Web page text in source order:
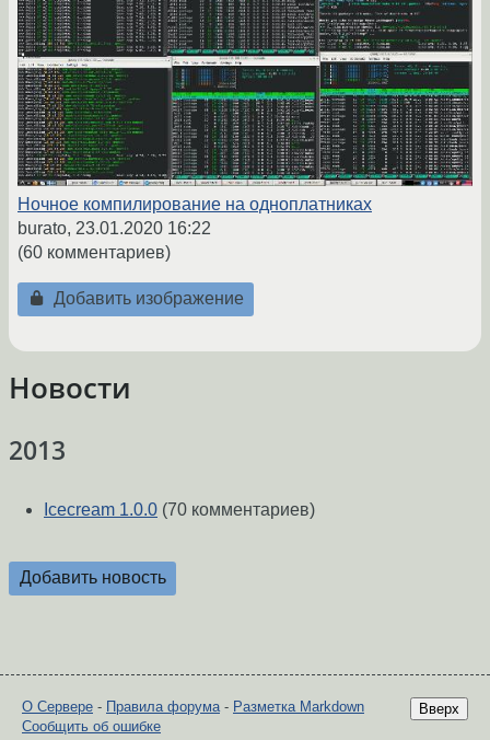
Ночное компилирование на одноплатниках
burato, 23.01.2020 16:22
(60 комментариев)
Добавить изображение
Новости
2013
Icecream 1.0.0 (70 комментариев)
Добавить новость
Вверх
О Сервере - Правила форума- Разметка Markdown
Сообщить об ошибке